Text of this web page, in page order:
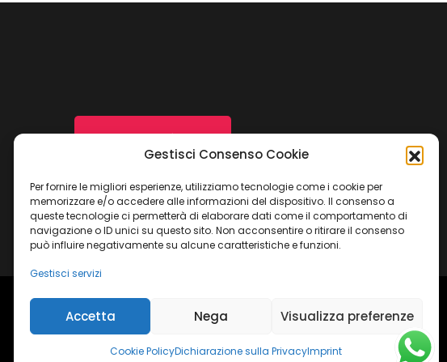
Gestisci Consenso Cookie
Per fornire le migliori esperienze, utilizziamo tecnologie come i cookie per
memorizzare e/o accedere alle informazioni del dispositivo. Il consenso a
queste tecnologie ci permetterà di elaborare dati come il comportamento di
navigazione o ID unici su questo sito. Non acconsentire o ritirare il consenso
può influire negativamente su alcune caratteristiche e funzioni.
Gestisci servizi
Accetta Nega Visualizza preferenze
Cookie PolicyDichiarazione sulla PrivacyImprint
Contattaci ora
Dichiarazione sulla Privacy Termini e condizioni
Imprint
Dichiarazione sulla Privacy